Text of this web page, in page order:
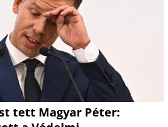
tett Magyar Péter: